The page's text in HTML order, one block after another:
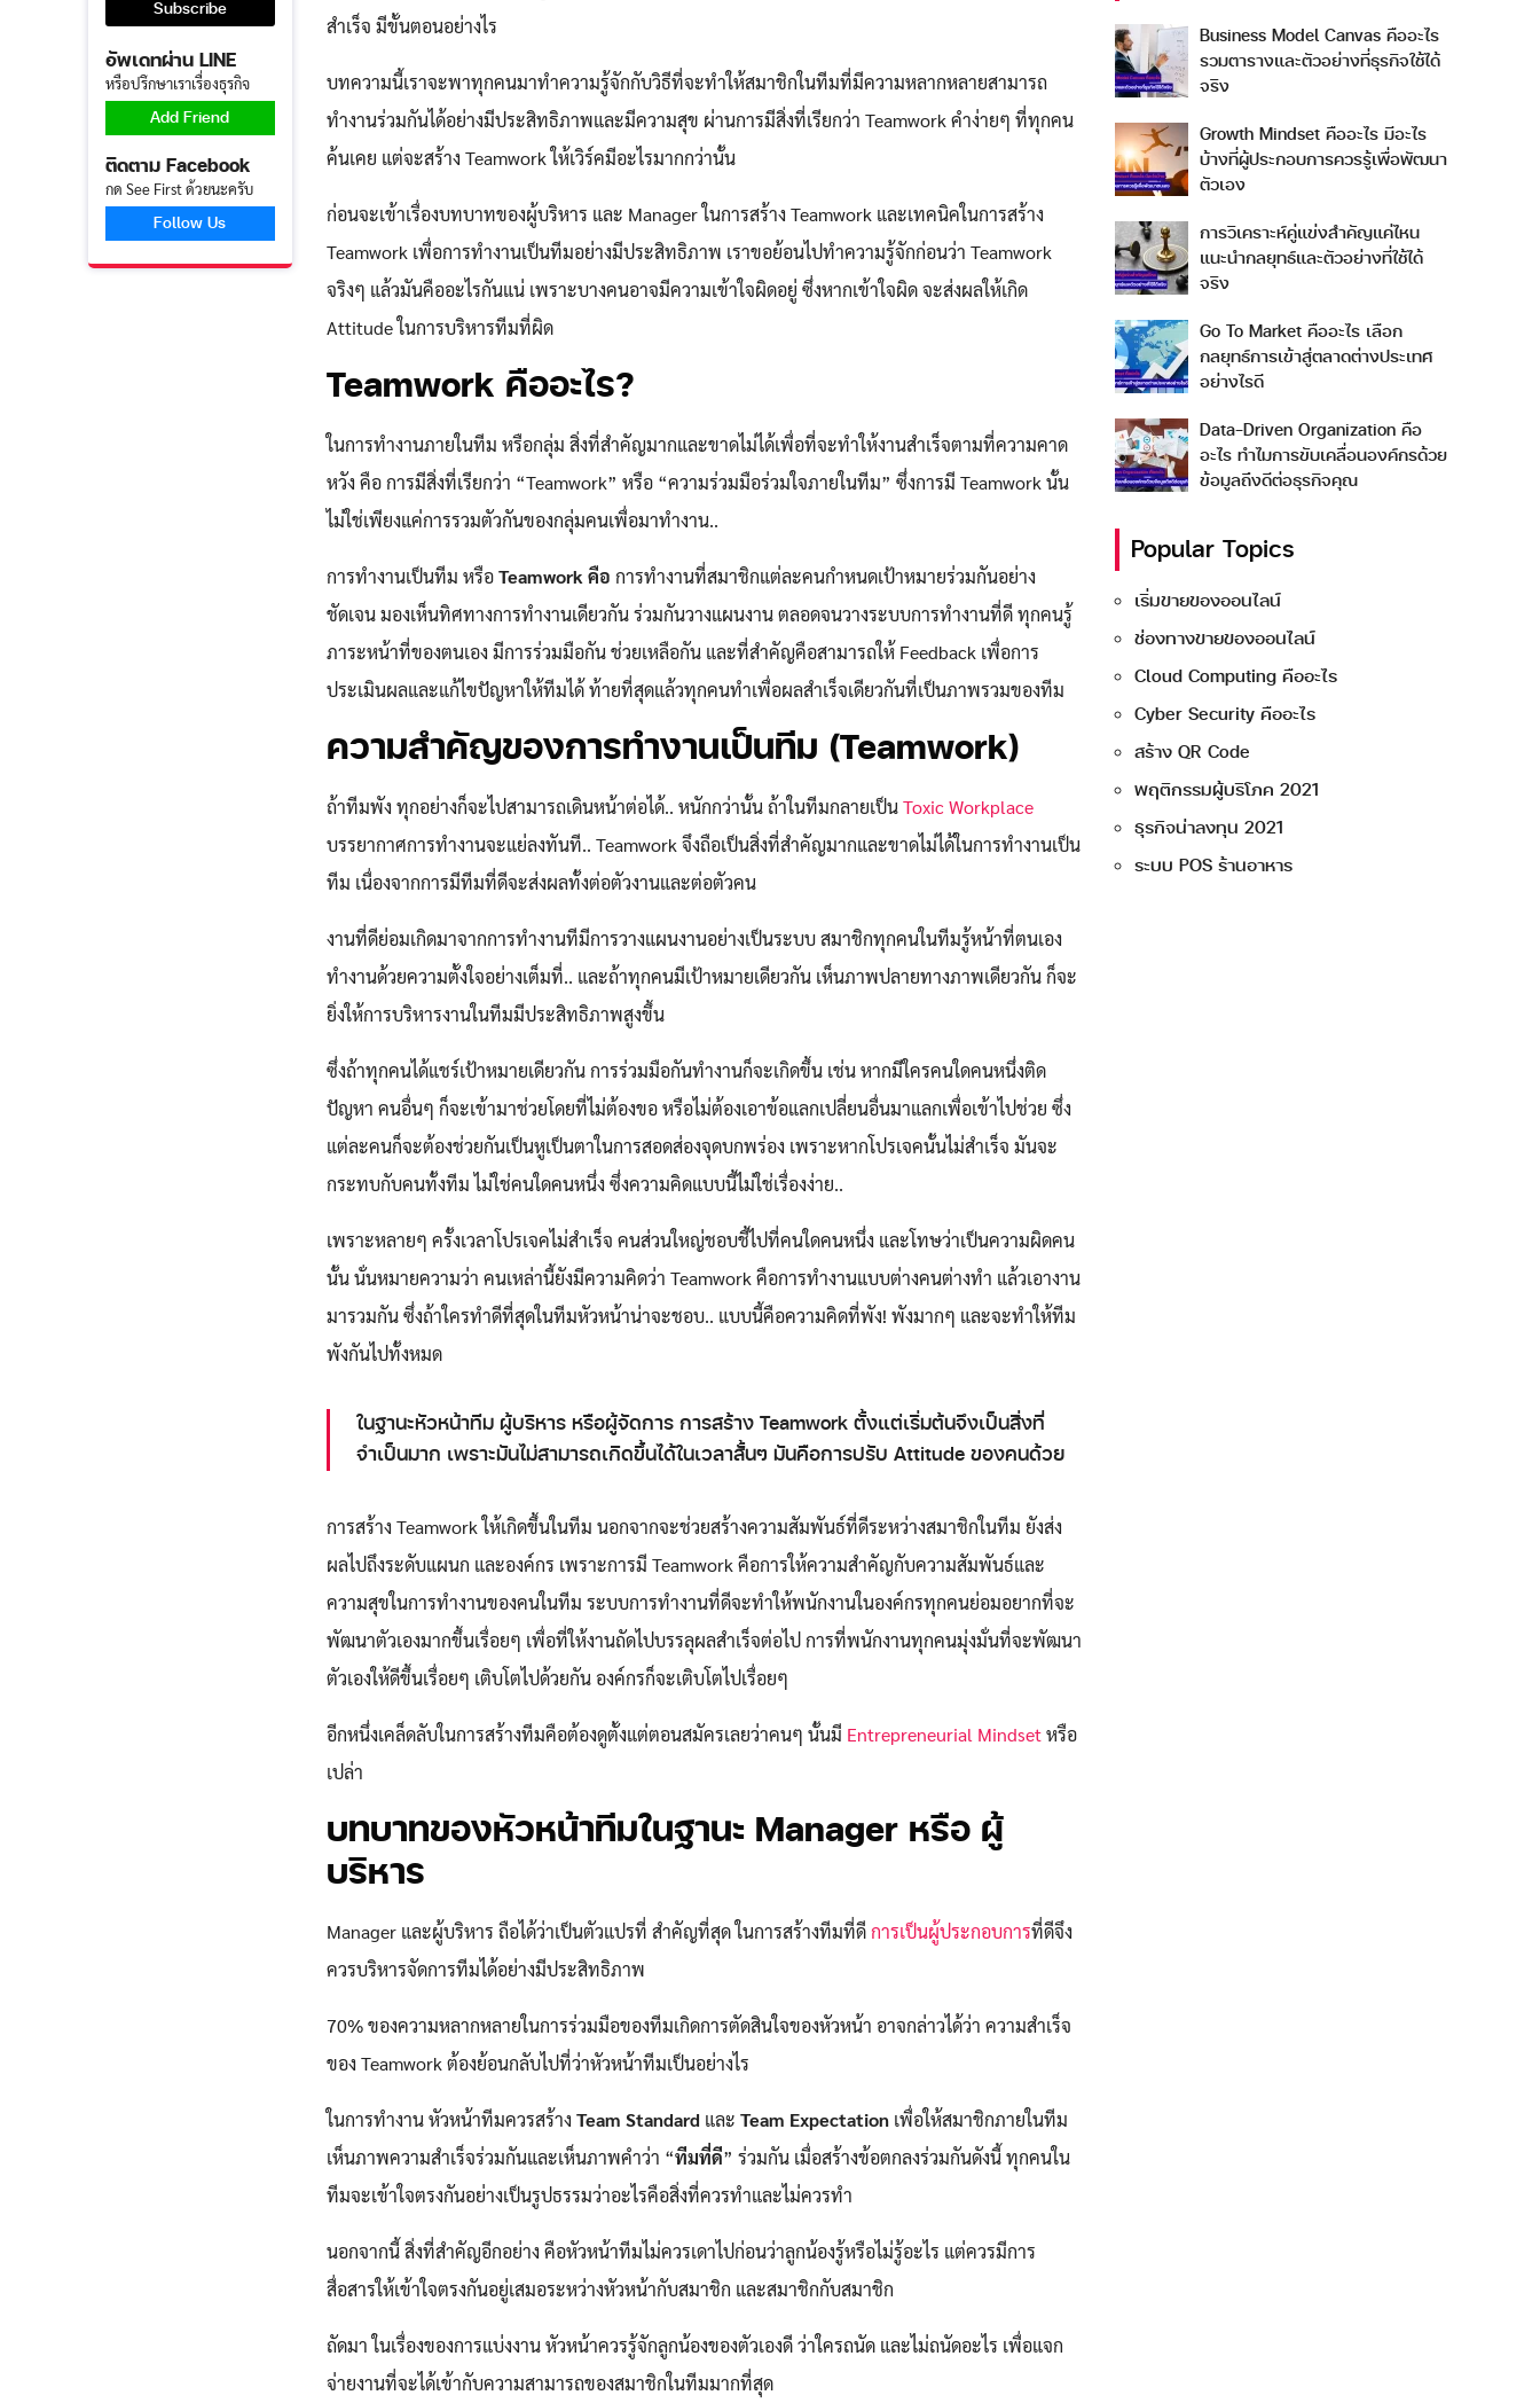
for:
อัพเดทผ่าน LINE
หรือปรึกษาเราเรื่องธุรกิจ
Add Friend
ติดตาม Facebook
กด See First ด้วยนะครับ
Follow Us
สําเร็จ มีขั้นตอนอย่างไร
บทความนี้เราจะพาทุกคนมาทำความรู้จักกับวิธีที่จะทำให้สมาชิกในทีมที่มีความหลากหลายสามารถ
ทำงานร่วมกันได้อย่างมีประสิทธิภาพและมีความสุข ผ่านการมีสิ่งที่เรียกว่า Teamwork คำง่ายๆ ที่ทุกคน
ค้นเคย แต่จะสร้าง Teamwork ให้เวิร์คมีอะไรมากกว่านั้น
ก่อนจะเข้าเรื่องบทบาทของผู้บริหาร และ Manager ในการสร้าง Teamwork และเทคนิคในการสร้าง
Teamwork เพื่อการทำงานเป็นทีมอย่างมีประสิทธิภาพ เราขอย้อนไปทำความรู้จักก่อนว่า Teamwork
จริงๆ แล้วมันคืออะไรกันแน่ เพราะบางคนอาจมีความเข้าใจผิดอยู่ ซึ่งหากเข้าใจผิด จะส่งผลให้เกิด
Attitude ในการบริหารทีมที่ผิด
Teamwork คืออะไร?
ในการทำงานภายในทีม หรือกลุ่ม สิ่งที่สำคัญมากและขาดไม่ได้เพื่อที่จะทำให้งานสำเร็จตามที่ความคาด
หวัง คือ การมีสิ่งที่เรียกว่า “Teamwork” หรือ “ความร่วมมือร่วมใจภายในทีม” ซึ่งการมี Teamwork นั้น
ไม่ใช่เพียงแค่การรวมตัวกันของกลุ่มคนเพื่อมาทำงาน..
การทำงานเป็นทีม หรือTeamwork คือ การทำงานที่สมาชิกแต่ละคนกำหนดเป้าหมายร่วมกันอย่าง
ชัดเจน มองเห็นทิศทางการทำงานเดียวกัน ร่วมกันวางแผนงาน ตลอดจนวางระบบการทำงานที่ดี ทุกคนรู้
ภาระหน้าที่ของตนเอง มีการร่วมมือกัน ช่วยเหลือกัน และที่สำคัญคือสามารถให้ Feedback เพื่อการ
ประเมินผลและแก้ไขปัญหาให้ทีมได้ ท้ายที่สุดแล้วทุกคนทำเพื่อผลสำเร็จเดียวกันที่เป็นภาพรวมของทีม
ความสำคัญของการทำงานเป็นทีม (Teamwork)
ถ้าทีมพัง ทุกอย่างก็จะไปสามารถเดินหน้าต่อได้.. หนักกว่านั้น ถ้าในทีมกลายเป็นToxic Workplace
บรรยากาศการทำงานจะแย่ลงทันที.. Teamwork จึงถือเป็นสิ่งที่สำคัญมากและขาดไม่ได้ในการทำงานเป็น
ทีม เนื่องจากการมีทีมที่ดีจะส่งผลทั้งต่อตัวงานและต่อตัวคน
งานที่ดีย่อมเกิดมาจากการทำงานทีมีการวางแผนงานอย่างเป็นระบบ สมาชิกทุกคนในทีมรู้หน้าที่ตนเอง
ทำงานด้วยความตั้งใจอย่างเต็มที่.. และถ้าทุกคนมีเป้าหมายเดียวกัน เห็นภาพปลายทางภาพเดียวกัน ก็จะ
ยิ่งให้การบริหารงานในทีมมีประสิทธิภาพสูงขึ้น
ซึ่งถ้าทุกคนได้แชร์เป้าหมายเดียวกัน การร่วมมือกันทำงานก็จะเกิดขึ้น เช่น หากมีใครคนใดคนหนึ่งติด
ปัญหา คนอื่นๆ ก็จะเข้ามาช่วยโดยที่ไม่ต้องขอ หรือไม่ต้องเอาข้อแลกเปลี่ยนอื่นมาแลกเพื่อเข้าไปช่วย ซึ่ง
แต่ละคนก็จะต้องช่วยกันเป็นหูเป็นตาในการสอดส่องจุดบกพร่อง เพราะหากโปรเจคนั้นไม่สำเร็จ มันจะ
กระทบกับคนทั้งทีม ไม่ใช่คนใดคนหนึ่ง ซึ่งความคิดแบบนี้ไม่ใช่เรื่องง่าย..
เพราะหลายๆ ครั้งเวลาโปรเจคไม่สำเร็จ คนส่วนใหญ่ชอบชี้ไปที่คนใดคนหนึ่ง และโทษว่าเป็นความผิดคน
นั้น นั่นหมายความว่า คนเหล่านี้ยังมีความคิดว่า Teamwork คือการทำงานแบบต่างคนต่างทำ แล้วเอางาน
มารวมกัน ซึ่งถ้าใครทำดีที่สุดในทีมหัวหน้าน่าจะชอบ.. แบบนี้คือความคิดที่พัง! พังมากๆ และจะทำให้ทีม
พังกันไปทั้งหมด
ในฐานะหัวหน้าทีม ผู้บริหาร หรือผู้จัดการ การสร้าง Teamwork ตั้งแต่เริ่มต้นจึงเป็นสิ่งที่
จำเป็นมาก เพราะมันไม่สามารถเกิดขึ้นได้ในเวลาสั้นๆ มันคือการปรับ Attitude ของคนด้วย
การสร้าง Teamwork ให้เกิดขึ้นในทีม นอกจากจะช่วยสร้างความสัมพันธ์ที่ดีระหว่างสมาชิกในทีม ยังส่ง
ผลไปถึงระดับแผนก และองค์กร เพราะการมี Teamwork คือการให้ความสำคัญกับความสัมพันธ์และ
ความสุขในการทำงานของคนในทีม ระบบการทำงานที่ดีจะทำให้พนักงานในองค์กรทุกคนย่อมอยากที่จะ
พัฒนาตัวเองมากขึ้นเรื่อยๆ เพื่อที่ให้งานถัดไปบรรลุผลสำเร็จต่อไป การที่พนักงานทุกคนมุ่งมั่นที่จะพัฒนา
ตัวเองให้ดีขึ้นเรื่อยๆ เติบโตไปด้วยกัน องค์กรก็จะเติบโตไปเรื่อยๆ
อีกหนึ่งเคล็ดลับในการสร้างทีมคือต้องดูตั้งแต่ตอนสมัครเลยว่าคนๆ นั้นมี Entrepreneurial Mindsetหรือ
เปล่า
บทบาทของหัวหน้าทีมในฐานะ Manager หรือ ผู้
บริหาร
Manager และผู้บริหาร ถือได้ว่าเป็นตัวแปรที่ สำคัญที่สุด ในการสร้างทีมที่ดีการเป็นผู้ประกอบการที่ดีจึง
ควรบริหารจัดการทีมได้อย่างมีประสิทธิภาพ
70% ของความหลากหลายในการร่วมมือของทีมเกิดการตัดสินใจของหัวหน้า อาจกล่าวได้ว่า ความสำเร็จ
ของ Teamwork ต้องย้อนกลับไปที่ว่าหัวหน้าทีมเป็นอย่างไร
ในการทำงาน หัวหน้าทีมควรสร้าง Team Standardและ Team Expectationเพื่อให้สมาชิกภายในทีม
เห็นภาพความสำเร็จร่วมกันและเห็นภาพคำว่า “ทีมที่ดี” ร่วมกัน เมื่อสร้างข้อตกลงร่วมกันดังนี้ ทุกคนใน
ทีมจะเข้าใจตรงกันอย่างเป็นรูปธรรมว่าอะไรคือสิ่งที่ควรทำและไม่ควรทำ
นอกจากนี้ สิ่งที่สำคัญอีกอย่าง คือหัวหน้าทีมไม่ควรเดาไปก่อนว่าลูกน้องรู้หรือไม่รู้อะไร แต่ควรมีการ
สื่อสารให้เข้าใจตรงกันอยู่เสมอระหว่างหัวหน้ากับสมาชิก และสมาชิกกับสมาชิก
ถัดมา ในเรื่องของการแบ่งงาน หัวหน้าควรรู้จักลูกน้องของตัวเองดี ว่าใครถนัด และไม่ถนัดอะไร เพื่อแจก
จ่ายงานที่จะได้เข้ากับความสามารถของสมาชิกในทีมมากที่สุด
Business Model Canvas คืออะไร
รวมตารางและตัวอย่างที่ธุรกิจใช้ได้
จริง
Growth Mindset คืออะไร มีอะไร
บ้างที่ผู้ประกอบการควรรู้เพื่อพัฒนา
ตัวเอง
การวิเคราะห์คู่แข่งสำคัญแค่ไหน
แนะนำกลยุทธ์และตัวอย่างที่ใช้ได้
จริง
Go To Market คืออะไร เลือก
กลยุทธ์การเข้าสู่ตลาดต่างประเทศ
อย่างไรดี
Data-Driven Organization คือ
อะไร ทำไมการขับเคลื่อนองค์กรด้วย
ข้อมูลถึงดีต่อธุรกิจคุณ
Popular Topics
เริ่มขายของออนไลน์
ช่องทางขายของออนไลน์
Cloud Computing คืออะไร
Cyber Security คืออะไร
สร้าง QR Code
พฤติกรรมผู้บริโภค 2021
ธุรกิจน่าลงทุน 2021
ระบบ POS ร้านอาหาร